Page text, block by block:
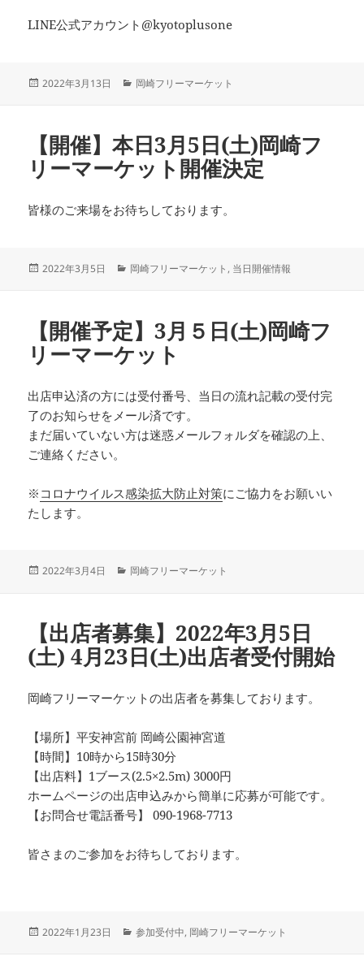
LINE公式アカウント@kyotoplusone
投
2022年3月13日
カ
ー
岡崎フリーマーケット
【開催】本日3月5日(土)岡崎フ
リーマーケット開催決定
皆様のご来場をお待ちしております。
投
2022年3月5日
カ
ー
岡崎フリーマーケット , 当日開催情報
【開催予定】3月５日(土)岡崎フ
リーマーケット
出店申込済の方には受付番号、当日の流れ記載の受付完
了のお知らせをメール済です。
まだ届いていない方は迷惑メールフォルダを確認の上、
ご連絡ください。
※ コロナウイルス感染拡大防止対策にご協力をお願いい
たします。
投
2022年3月4日
カ
ー
岡崎フリーマーケット
【出店者募集】2022年3月5日
(土) 4月23日(土)出店者受付開始
岡崎フリーマーケットの出店者を募集しております。
【場所】平安神宮前 岡崎公園神宮道
【時間】10時から15時30分
【出店料】1ブース(2.5×2.5m) 3000円
ホームページの出店申込みから簡単に応募が可能です。
【お問合せ電話番号】 090-1968-7713
皆さまのご参加をお待ちしております。
投
2022年1月23日
カ
参加受付中, 岡崎フリーマーケット